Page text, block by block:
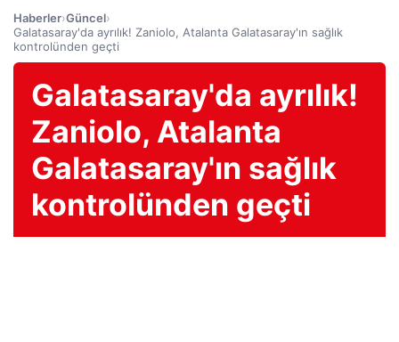
Haberler›Güncel›
Galatasaray'da ayrılık! Zaniolo, Atalanta Galatasaray'ın sağlık
kontrolünden geçti
Galatasaray'da ayrılık!
Zaniolo, Atalanta
Galatasaray'ın sağlık
kontrolünden geçti